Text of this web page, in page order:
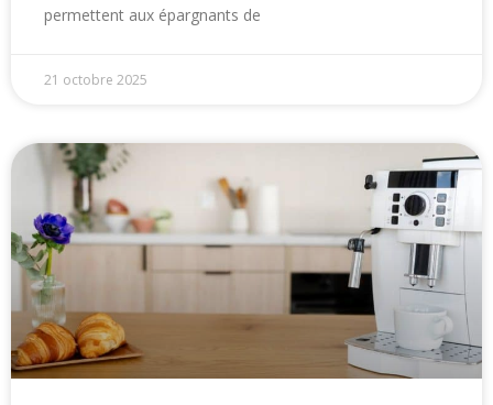
permettent aux épargnants de
21 octobre 2025